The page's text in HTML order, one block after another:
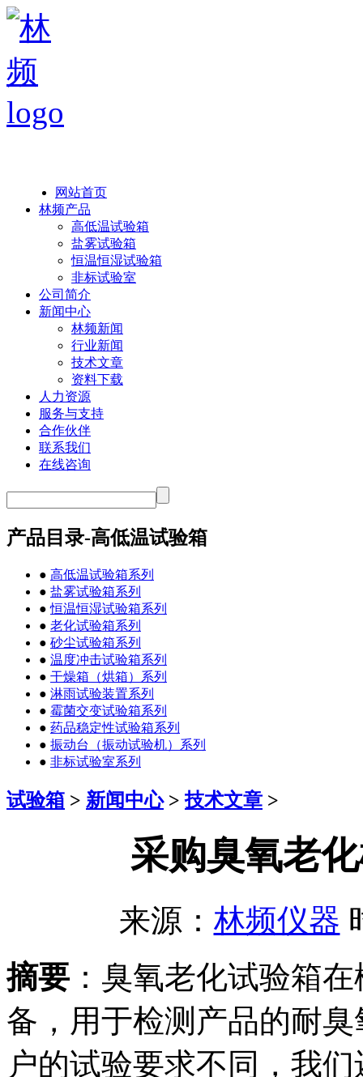
网站首页
林频产品
高低温试验箱
盐雾试验箱
恒温恒湿试验箱
非标试验室
公司简介
新闻中心
林频新闻
行业新闻
技术文章
资料下载
人力资源
服务与支持
合作伙伴
联系我们
在线咨询
产品目录-高低温试验箱
● 高低温试验箱系列
● 盐雾试验箱系列
●恒温恒湿试验箱系列
● 老化试验箱系列
● 砂尘试验箱系列
● 温度冲击试验箱系列
● 干燥箱（烘箱）系列
● 淋雨试验装置系列
● 霉菌交变试验箱系列
● 药品稳定性试验箱系列
● 振动台（振动试验机）系列
● 非标试验室系列
试验箱 > 新闻中心>技术文章 >
采购臭氧老
来源： 林频仪器
摘要 ：臭氧老化试验箱
备，用于检测产品的耐
户的试验要求不同，我